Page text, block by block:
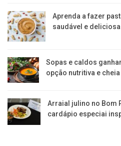
Aprenda a fazer
saudável e deliciosa
Sopas e caldos
opção nutritiva e
Arraial julino no Bom
cardápio especiai